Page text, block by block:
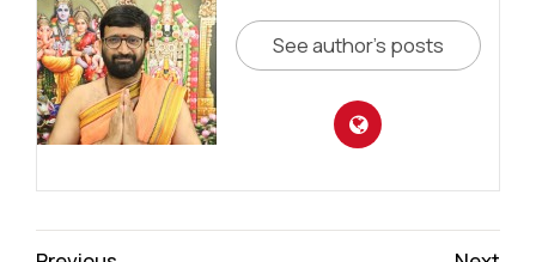
See author's posts